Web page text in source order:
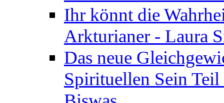
Ihr könnt die
Arkturianer - Laura
Das neue
Spirituellen Sein